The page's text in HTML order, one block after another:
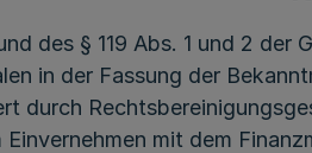
des § 119 Abs. 1 und 2
in der Fassung der
durch
Einvernehmen mit dem